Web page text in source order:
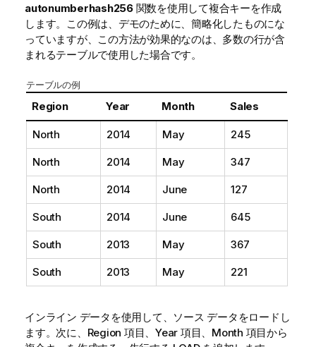
autonumberhash256関数を使用して複合キーを作成
します。この例は、デモのために、簡略化したものにな
っていますが、この方法が効果的なのは、多数の行が含
まれるテーブルで使用した場合です。
テーブルの例
Region Year Month Sales
North 2014 May 245
North 2014 May 347
North 2014 June 127
South 2014 June 645
South 2013 May 367
South 2013 May 221
インライン データを使用して、ソース データをロードし
ます。次に、 Region 項目、 Year 項目、 Month 項目から